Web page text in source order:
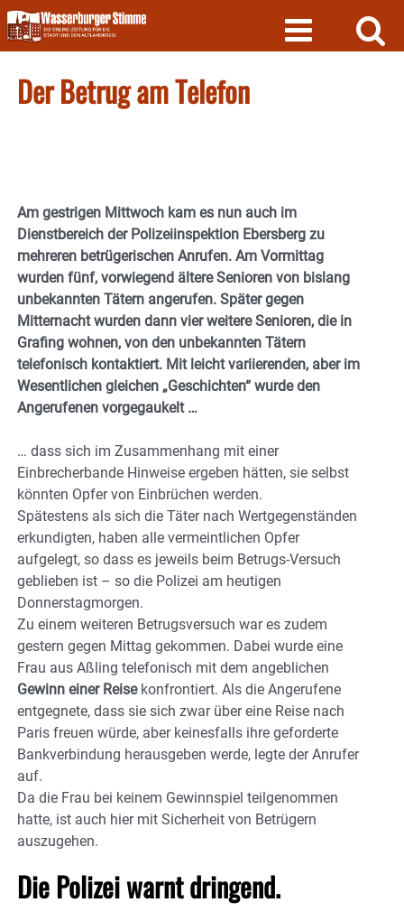
Skip
to
content
Der Betrug am Telefon
Am gestrigen Mittwoch kam es nun auch im
Dienstbereich der Polizeiinspektion Ebersberg zu
mehreren betrügerischen Anrufen. Am Vormittag
wurden fünf, vorwiegend ältere Senioren von bislang
unbekannten Tätern angerufen. Später gegen
Mitternacht wurden dann vier weitere Senioren, die in
Grafing wohnen, von den unbekannten Tätern
telefonisch kontaktiert. Mit leicht variierenden, aber im
Wesentlichen gleichen „Geschichten“ wurde den
Angerufenen vorgegaukelt …
… dass sich im Zusammenhang mit einer
Einbrecherbande Hinweise ergeben hätten, sie selbst
könnten Opfer von Einbrüchen werden.
Spätestens als sich die Täter nach Wertgegenständen
erkundigten, haben alle vermeintlichen Opfer
aufgelegt, so dass es jeweils beim Betrugs-Versuch
geblieben ist – so die Polizei am heutigen
Donnerstagmorgen.
Zu einem weiteren Betrugsversuch war es zudem
gestern gegen Mittag gekommen. Dabei wurde eine
Frau aus Aßling telefonisch mit dem angeblichen
Gewinn einer Reisekonfrontiert. Als die Angerufene
entgegnete, dass sie sich zwar über eine Reise nach
Paris freuen würde, aber keinesfalls ihre geforderte
Bankverbindung herausgeben werde, legte der Anrufer
auf.
Da die Frau bei keinem Gewinnspiel teilgenommen
hatte, ist auch hier mit Sicherheit von Betrügern
auszugehen.
Die Polizei warnt dringend.